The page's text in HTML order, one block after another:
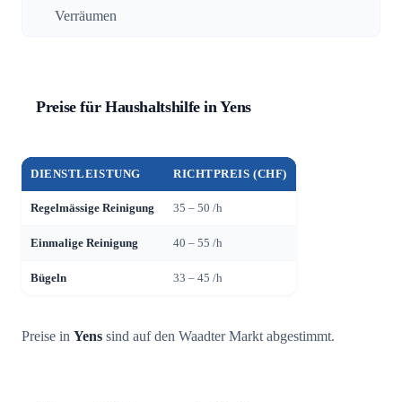
Verräumen
Preise für Haushaltshilfe in Yens
DIENSTLEISTUNG RICHTPREIS (CHF)
Regelmässige Reinigung 35 – 50 /h
Einmalige Reinigung 40 – 55 /h
Bügeln 33 – 45 /h
Preise in Yens sind auf den Waadter Markt abgestimmt.